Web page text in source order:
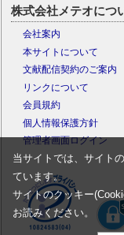
株式会社メテオにつ
会社案内
本サイトについて
文献配信契約のご案内
リンクについて
会員規約
個人情報保護方針
管理者画面ログイン
当サイトでは、サイト
ています。
サイトのクッキー
お読みください。